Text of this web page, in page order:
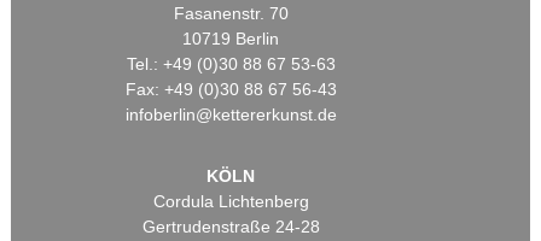
Fasanenstr. 70
10719 Berlin
Tel.: +49 (0)30 88 67 53-63
Fax: +49 (0)30 88 67 56-43
infoberlin@kettererkunst.de
KÖLN
Cordula Lichtenberg
Gertrudenstraße 24-28